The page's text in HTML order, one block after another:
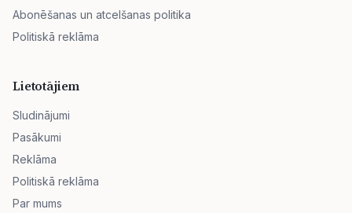
Abonēšanas un atcelšanas politika
Politiskā reklāma
Lietotājiem
Sludinājumi
Pasākumi
Reklāma
Politiskā reklāma
Par mums